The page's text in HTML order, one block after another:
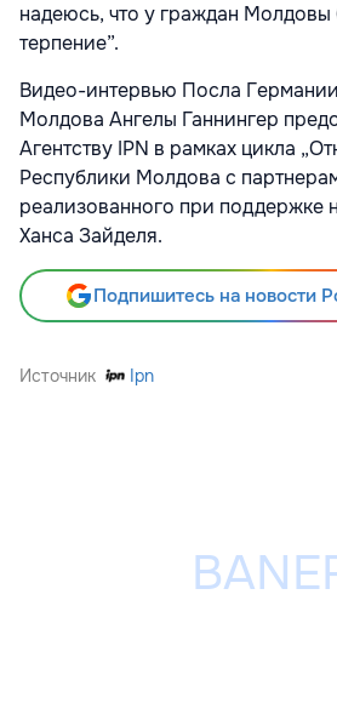
надеюсь, что у граждан Молдовы
терпение”.
Видео-интервью Посла
Молдова Ангелы Ганнингер
Агентству IPN в рамках цикла
Республики Молдова с
реализованного при поддержке
Ханса Зайделя.
Подпишитесь на новости
Источник Ipn